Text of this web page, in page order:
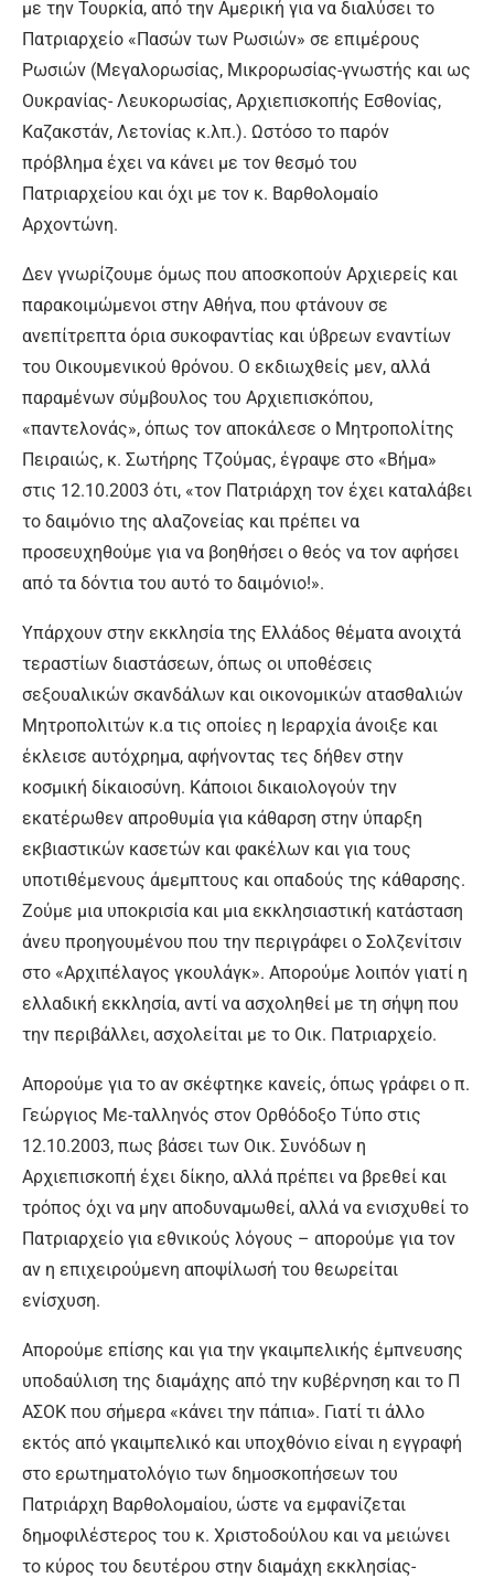
με την Τουρκία, από την Αμερική για να διαλύσει το
Πατριαρχείο «Πασών των Ρωσιών» σε επιμέρους
Ρωσιών (Μεγαλορωσίας, Μικρορωσίας-γνωστής και ως
Ουκρανίας- Λευκορωσίας, Αρχιεπισκοπής Εσθονίας,
Καζακστάν, Λετονίας κ.λπ.). Ωστόσο το παρόν
πρόβλημα έχει να κάνει με τον θεσμό του
Πατριαρχείου και όχι με τον κ. Βαρθολομαίο
Αρχοντώνη.
Δεν γνωρίζουμε όμως που αποσκοπούν Αρχιερείς και
παρακοιμώμενοι στην Αθήνα, που φτάνουν σε
ανεπίτρεπτα όρια συκοφαντίας και ύβρεων εναντίων
του Οικουμενικού θρόνου. Ο εκδιωχθείς μεν, αλλά
παραμένων σύμβουλος του Αρχιεπισκόπου,
«παντελονάς», όπως τον αποκάλεσε ο Μητροπολίτης
Πειραιώς, κ. Σωτήρης Τζούμας, έγραψε στο «Βήμα»
στις 12.10.2003 ότι, «τον Πατριάρχη τον έχει καταλάβει
το δαιμόνιο της αλαζονείας και πρέπει να
προσευχηθούμε για να βοηθήσει ο θεός να τον αφήσει
από τα δόντια του αυτό το δαιμόνιο!».
Υπάρχουν στην εκκλησία της Ελλάδος θέματα ανοιχτά
τεραστίων διαστάσεων, όπως οι υποθέσεις
σεξουαλικών σκανδάλων και οικονομικών ατασθαλιών
Μητροπολιτών κ.α τις οποίες η Ιεραρχία άνοιξε και
έκλεισε αυτόχρημα, αφήνοντας τες δήθεν στην
κοσμική δίκαιοσύνη. Κάποιοι δικαιολογούν την
εκατέρωθεν απροθυμία για κάθαρση στην ύπαρξη
εκβιαστικών κασετών και φακέλων και για τους
υποτιθέμενους άμεμπτους και οπαδούς της κάθαρσης.
Ζούμε μια υποκρισία και μια εκκλησιαστική κατάσταση
άνευ προηγουμένου που την περιγράφει ο Σολζενίτσιν
στο «Αρχιπέλαγος γκουλάγκ». Απορούμε λοιπόν γιατί η
ελλαδική εκκλησία, αντί να ασχοληθεί με τη σήψη που
την περιβάλλει, ασχολείται με το Οικ. Πατριαρχείο.
Απορούμε για το αν σκέφτηκε κανείς, όπως γράφει ο π.
Γεώργιος Με-ταλληνός στον Ορθόδοξο Τύπο στις
12.10.2003, πως βάσει των Οικ. Συνόδων η
Αρχιεπισκοπή έχει δίκηο, αλλά πρέπει να βρεθεί και
τρόπος όχι να μην αποδυναμωθεί, αλλά να ενισχυθεί το
Πατριαρχείο για εθνικούς λόγους – απορούμε για τον
αν η επιχειρούμενη αποψίλωσή του θεωρείται
ενίσχυση.
Απορούμε επίσης και για την γκαιμπελικής έμπνευσης
υποδαύλιση της διαμάχης από την κυβέρνηση και το Π
ΑΣΟΚ που σήμερα «κάνει την πάπια». Γιατί τι άλλο
εκτός από γκαιμπελικό και υποχθόνιο είναι η εγγραφή
στο ερωτηματολόγιο των δημοσκοπήσεων του
Πατριάρχη Βαρθολομαίου, ώστε να εμφανίζεται
δημοφιλέστερος του κ. Χριστοδούλου και να μειώνει
το κύρος του δευτέρου στην διαμάχη εκκλησίας-